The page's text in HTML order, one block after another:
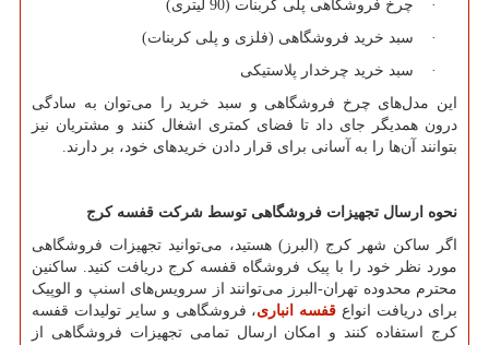
· چرخ فروشگاهی پلی کربنات (90 لیتری)
· سبد خرید فروشگاهی (فلزی و پلی کربنات)
· سبد خرید چرخدار پلاستیکی
این مدل‌های چرخ فروشگاهی و سبد خرید را می‌توان به سادگی
درون همدیگر جای داد تا فضای کمتری اشغال کنند و مشتریان نیز
بتوانند آن‌ها را به آسانی برای قرار دادن خرید‌های خود، بر دارند.
نحوه ارسال تجهیزات فروشگاهی توسط شرکت قفسه کرج
اگر ساکن شهر کرج (البرز) هستید، می‌توانید تجهیزات فروشگاهی
مورد نظر خود را با پیک فروشگاه قفسه کرج دریافت کنید. ساکنین
محترم محدوده تهران-البرز می‌توانند از سرویس‌های اسنپ و الوپیک
برای دریافت انواع قفسه انباری، فروشگاهی و سایر تولیدات قفسه
کرج استفاده کنند و امکان ارسال تمامی تجهیزات فروشگاهی از